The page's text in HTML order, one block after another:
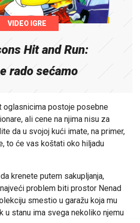
VIDEO IGRE
Hit and Run:
rado sećamo
oglasnicima postoje posebne
ali cene na njima nisu za
da u svojoj kući imate, na primer,
to će vas koštati oko hiljadu
krenete putem sakupljanja,
problem biti prostor Nenad
smestio u garažu koja mu
u stanu ima svega nekoliko njemu